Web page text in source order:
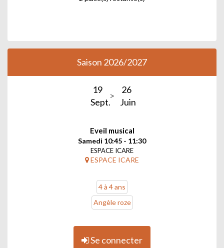
Saison 2026/2027
19
Sept.
26
Juin
Eveil musical
Samedi 10:45 - 11:30
ESPACE ICARE
ESPACE ICARE
4 à 4 ans
Angèle roze
Se connecter